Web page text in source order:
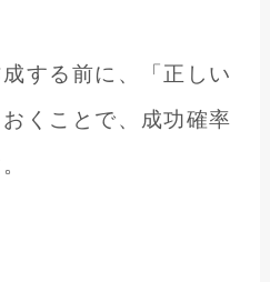
する前に、「正しい
くことで、成功確率